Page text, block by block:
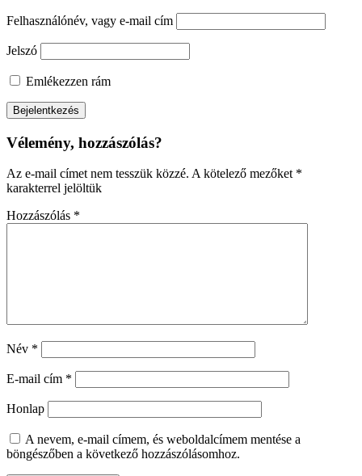
Felhasználónév, vagy e-mail cím
Jelszó
Emlékezzen rám
Vélemény, hozzászólás?
Az e-mail címet nem tesszük közzé. A kötelező mezőket *
karakterrel jelöltük
Hozzászólás *
Név *
E-mail cím *
Honlap
A nevem, e-mail címem, és weboldalcímem mentése a
böngészőben a következő hozzászólásomhoz.